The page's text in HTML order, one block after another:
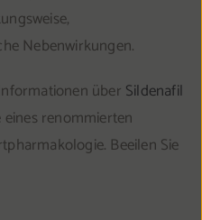
Nebenwirkungen.
über Sildenafil
renommierten
Beeilen Sie